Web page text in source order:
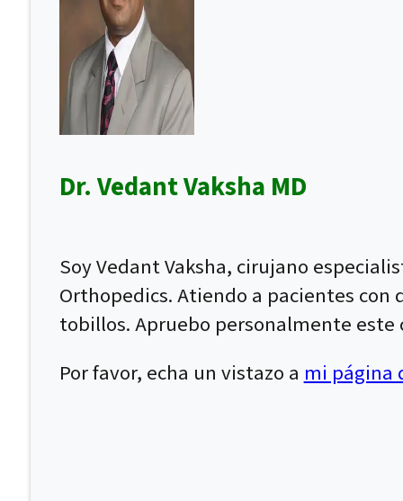
Dr. Vedant Vaksha MD
Soy Vedant Vaksha, cirujano
Orthopedics. Atiendo a pacientes con
tobillos. Apruebo personalmente
Por favor, echa un vistazo a mi página